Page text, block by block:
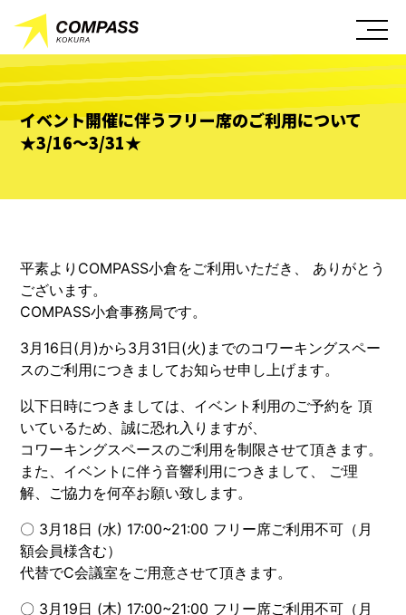
イベント開催に伴うフリー席のご利用について
★3/16～3/31★
平素よりCOMPASS小倉をご利用いただき、 ありがとう
ございます。
COMPASS小倉事務局です。
3月16日(月)から3月31日(火)までのコワーキングスペー
スのご利用につきましてお知らせ申し上げます。
以下日時につきましては、イベント利用のご予約を 頂
いているため、誠に恐れ入りますが、
コワーキングスペースのご利用を制限させて頂きます。
また、イベントに伴う音響利用につきまして、 ご理
解、ご協力を何卒お願い致します。
〇 3月18日 (水) 17:00~21:00 フリー席ご利用不可（月
額会員様含む）
代替でC会議室をご用意させて頂きます。
〇 3月19日 (木) 17:00~21:00 フリー席ご利用不可（月